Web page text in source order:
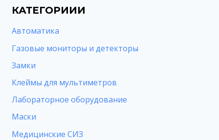
КАТЕГОРИИИ
Автоматика
Газовые мониторы и детекторы
Замки
Клеймы для мультиметров
Лабораторное оборудование
Маски
Медицинские СИЗ